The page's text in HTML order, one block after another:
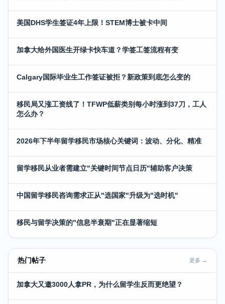
美国DHS学生签证4年上限！STEM博士被卡中间
加拿大给外国医生开绿卡快车道？学签工签流程有变
Calgary国际毕业生工作签证被拒？新政策到底怎么变的
移民局又涨工资线了！TFWP低薪类别每小时涨到37刀，工人
怎么办？
2026年下半年留学移民市场核心关键词：波动、分化、精准
留学移民从业者需建立"关键时间节点日历"辅助客户决策
中国留学移民咨询需求正从"选国家"升级为"选时机"
移民与留学决策的"信息半衰期"正在显著缩短
热门帖子 更多 →
加拿大又邀3000人拿PR，为什么留学生反而更绝望？